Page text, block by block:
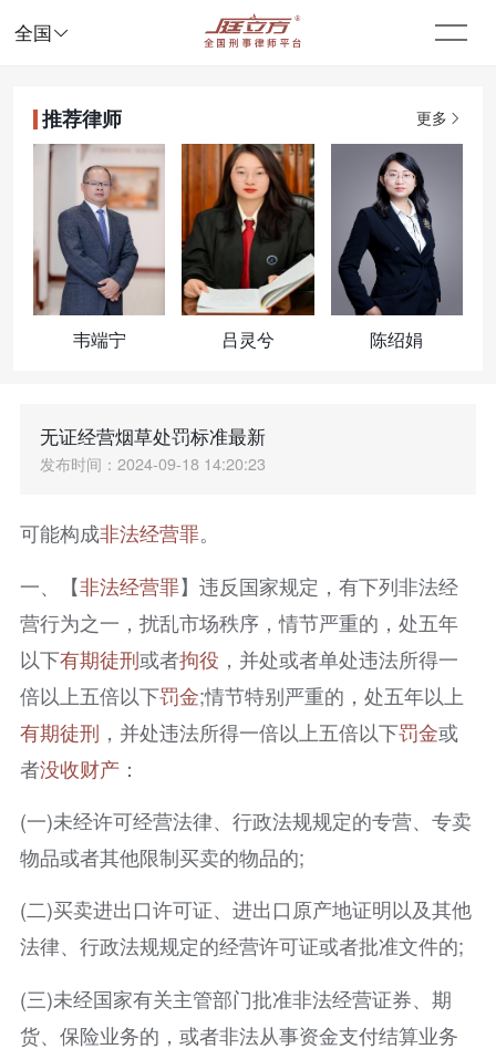
全国 
推荐律师 更多
韦端宁 吕灵兮 陈绍娟
无证经营烟草处罚标准最新
发布时间：2024-09-18 14:20:23
可能构成非法经营罪。
一、【非法经营罪】违反国家规定，有下列非法经
营行为之一，扰乱市场秩序，情节严重的，处五年
以下有期徒刑或者拘役 ，并处或者单处违法所得一
倍以上五倍以下罚金;情节特别严重的，处五年以上
有期徒刑 ，并处违法所得一倍以上五倍以下罚金或
者没收财产：
(一)未经许可经营法律、行政法规规定的专营、专卖
物品或者其他限制买卖的物品的;
(二)买卖进出口许可证、进出口原产地证明以及其他
法律、行政法规规定的经营许可证或者批准文件的;
(三)未经国家有关主管部门批准非法经营证券、期
货、保险业务的，或者非法从事资金支付结算业务